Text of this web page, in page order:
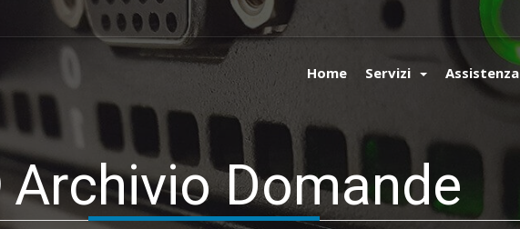
Home Servizi Assistenza
Archivio Domande